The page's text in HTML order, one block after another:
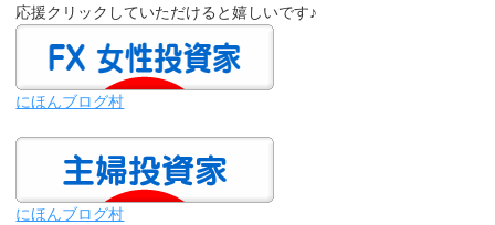
応援クリックしていただけると嬉しいです♪
にほんブログ村
にほんブログ村